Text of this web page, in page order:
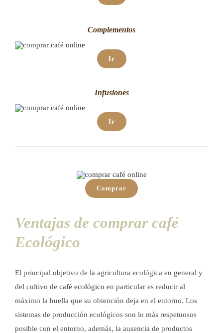
Complementos
Ir
Infusiones
Ir
Comprar
Ventajas de comprar café
Ecológico
El principal objetivo de la agricultura ecológica en general y
del cultivo de café ecológico en particular es reducir al
máximo la huella que su obtención deja en el entorno. Los
sistemas de producción ecológicos son lo más respetuosos
posible con el entorno, además, la ausencia de productos